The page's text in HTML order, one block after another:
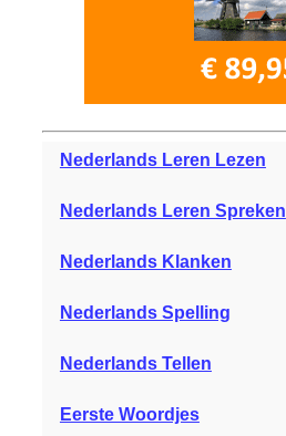
Nederlands Leren Lezen
Nederlands Leren Spreken
Nederlands Klanken
Nederlands Spelling
Nederlands Tellen
Eerste Woordjes